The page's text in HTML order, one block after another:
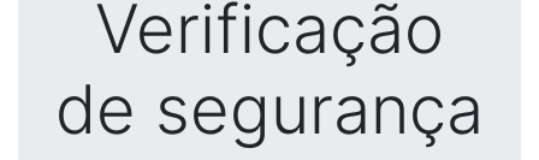
Verificação
de segurança